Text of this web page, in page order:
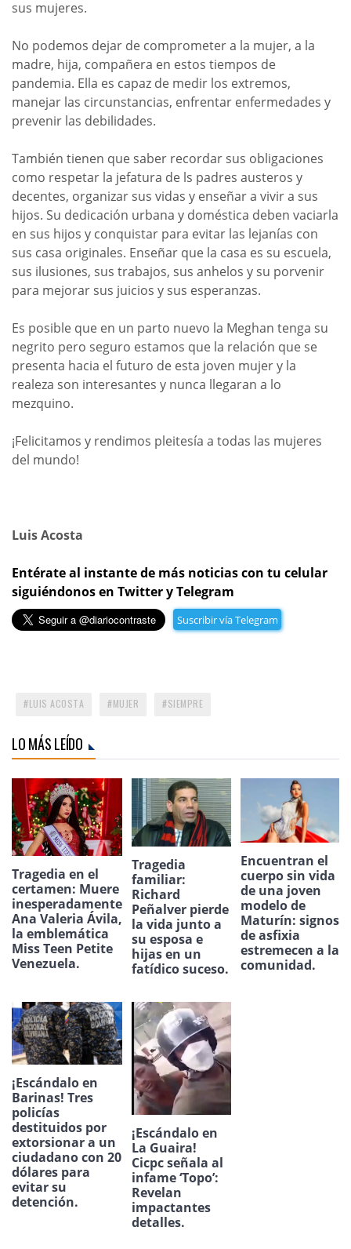
sus mujeres.
No podemos dejar de comprometer a la mujer, a la
madre, hija, compañera en estos tiempos de
pandemia. Ella es capaz de medir los extremos,
manejar las circunstancias, enfrentar enfermedades y
prevenir las debilidades.
También tienen que saber recordar sus obligaciones
como respetar la jefatura de ls padres austeros y
decentes, organizar sus vidas y enseñar a vivir a sus
hijos. Su dedicación urbana y doméstica deben vaciarla
en sus hijos y conquistar para evitar las lejanías con
sus casa originales. Enseñar que la casa es su escuela,
sus ilusiones, sus trabajos, sus anhelos y su porvenir
para mejorar sus juicios y sus esperanzas.
Es posible que en un parto nuevo la Meghan tenga su
negrito pero seguro estamos que la relación que se
presenta hacia el futuro de esta joven mujer y la
realeza son interesantes y nunca llegaran a lo
mezquino.
¡Felicitamos y rendimos pleitesía a todas las mujeres
del mundo!
Luis Acosta
Entérate al instante de más noticias con tu celular
siguiéndonos en Twitter y Telegram
Suscribir vía Telegram
LUIS ACOSTA MUJER SIEMPRE
LO MÁS LEÍDO
Tragedia en el
certamen: Muere
inesperadamente
Ana Valeria Ávila,
la emblemática
Miss Teen Petite
Venezuela.
Tragedia
familiar:
Richard
Peñalver pierde
la vida junto a
su esposa e
hijas en un
fatídico suceso.
Encuentran el
cuerpo sin vida
de una joven
modelo de
Maturín: signos
de asfixia
estremecen a la
comunidad.
¡Escándalo en
Barinas! Tres
policías
destituidos por
extorsionar a un
ciudadano con 20
dólares para
evitar su
detención.
¡Escándalo en
La Guaira!
Cicpc señala al
infame ‘Topo’:
Revelan
impactantes
detalles.